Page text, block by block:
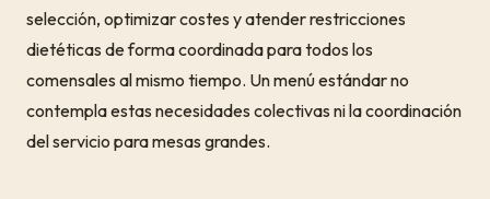
selección, optimizar costes y atender restricciones
dietéticas de forma coordinada para todos los
comensales al mismo tiempo. Un menú estándar no
contempla estas necesidades colectivas ni la coordinación
del servicio para mesas grandes.